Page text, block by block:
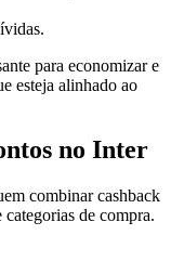
para economizar e
esteja alinhado ao
no Inter
combinar cashback
de compra.